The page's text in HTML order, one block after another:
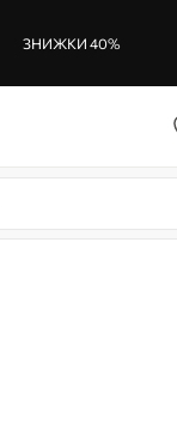
ЗНИЖКИ 40%